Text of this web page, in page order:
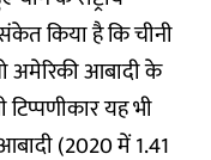
किया है कि चीनी
आबादी के
यह भी
(2020 में 1.41